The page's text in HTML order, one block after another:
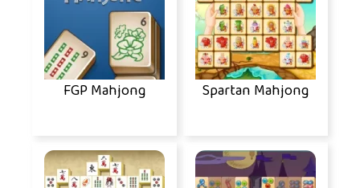
FGP Mahjong Spartan Mahjong